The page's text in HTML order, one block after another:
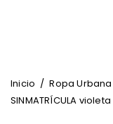
Inicio / Ropa Urbana
SINMATRÍCULA violeta